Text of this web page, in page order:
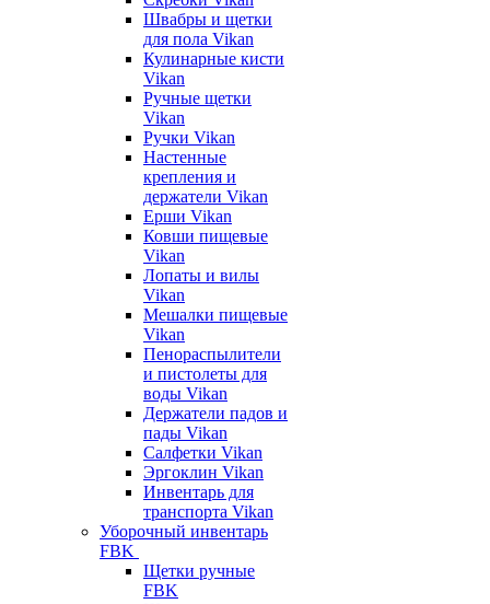
Швабры и щетки
для пола Vikan
Кулинарные кисти
Vikan
Ручные щетки
Vikan
Ручки Vikan
Настенные
крепления и
держатели Vikan
Ерши Vikan
Ковши пищевые
Vikan
Лопаты и вилы
Vikan
Мешалки пищевые
Vikan
Пенораспылители
и пистолеты для
воды Vikan
Держатели падов и
пады Vikan
Салфетки Vikan
Эргоклин Vikan
Инвентарь для
транспорта Vikan
Уборочный инвентарь
FBK
Щетки ручные
FBK